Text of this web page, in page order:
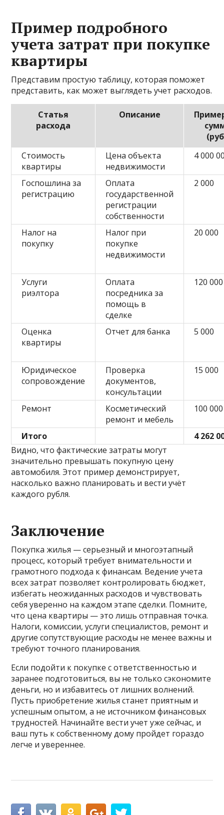
Пример подробного
учета затрат при покупке
квартиры
Представим простую таблицу, которая поможет
представить, как может выглядеть учет расходов.
Статья
расхода
Описание
Стоимость
квартиры
Цена объекта
недвижимости
4 000
Госпошлина за
регистрацию
Оплата
государственной
регистрации
собственности
2 000
Налог на
покупку
Налог при
покупке
недвижимости
20 000
Услуги
риэлтора
Оплата
посредника за
помощь в
сделке
120 000
Оценка
квартиры
Отчет для банка 5 000
Юридическое
сопровождение
Проверка
документов,
консультации
15 000
Ремонт
Косметический
ремонт и мебель
100 000
Итого
4 262
Видно, что фактические затраты могут
значительно превышать покупную цену
автомобиля. Этот пример демонстрирует,
насколько важно планировать и вести учёт
каждого рубля.
Заключение
Покупка жилья — серьезный и многоэтапный
процесс, который требует внимательности и
грамотного подхода к финансам. Ведение учета
всех затрат позволяет контролировать бюджет,
избегать неожиданных расходов и чувствовать
себя уверенно на каждом этапе сделки. Помните,
что цена квартиры — это лишь отправная точка.
Налоги, комиссии, услуги специалистов, ремонт и
другие сопутствующие расходы не менее важны и
требуют точного планирования.
Если подойти к покупке с ответственностью и
заранее подготовиться, вы не только сэкономите
деньги, но и избавитесь от лишних волнений.
Пусть приобретение жилья станет приятным и
успешным опытом, а не источником финансовых
трудностей. Начинайте вести учет уже сейчас, и
ваш путь к собственному дому пройдет гораздо
легче и увереннее.